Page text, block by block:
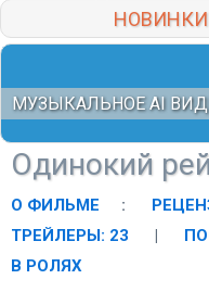
НОВИНКИ
МУЗЫКАЛЬНОЕ AI
Одинокий
О ФИЛЬМЕ :
ТРЕЙЛЕРЫ: 23
|
В РОЛЯХ